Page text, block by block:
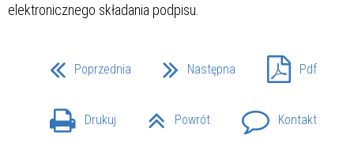
elektronicznego składania podpisu.
Poprzednia Następna Pdf
Drukuj Powrót Kontakt